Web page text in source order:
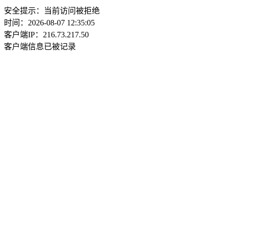
安全提示：当前访问被拒绝
时间：2026-08-07 12:35:05
客户端IP：216.73.217.50
客户端信息已被记录